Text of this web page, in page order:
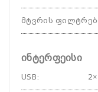
მტვრის
ინტერფეისი
USB: